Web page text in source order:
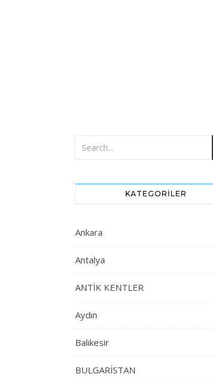
KATEGORILER
Ankara
Antalya
ANTİK KENTLER
Aydın
Balıkesir
BULGARİSTAN